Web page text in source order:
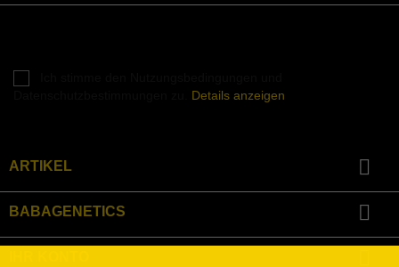
Details anzeigen
ARTIKEL 
BABAGENETICS 